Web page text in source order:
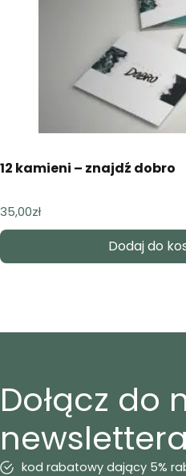
12 kamieni – znajdź dobro
35,00zł
Dodaj do
Dołącz do
kod rabatowy dający 5%